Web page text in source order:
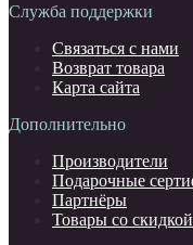
Служба поддержки
Связаться с нами
Возврат товара
Карта сайта
Дополнительно
Производители
Подарочные
Партнёры
Товары со скидкой